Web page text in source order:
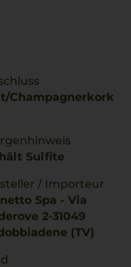
Champagnerkork
Sulfite
/ Importeur
Spa - Via
2-31049
(TV)